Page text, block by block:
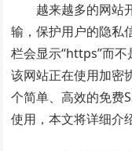
越来越多的网站
输，保护用户的隐私
栏会显示“https”而
该网站正在使用加密
个简单、高效的免费
使用，本文将详细介